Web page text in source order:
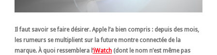
Il faut savoir se faire désirer. Apple l’a bien compris : depuis des mois,
les rumeurs se multiplient sur la future montre connectée de la
marque. À quoi ressemblera l ‘iWatch (dont le nom n’est même pas